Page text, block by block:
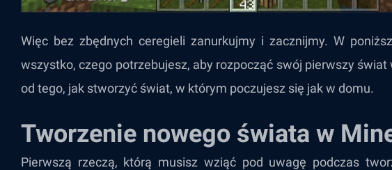
Więc bez zbędnych ceregieli zanurkujmy i zacznijmy. W
wszystko, czego potrzebujesz, aby rozpocząć swój pierwszy
od tego, jak stworzyć świat, w którym poczujesz się jak w domu.
Tworzenie nowego świata w
Pierwszą rzeczą, którą musisz wziąć pod uwagę podczas